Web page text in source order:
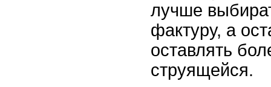
лучше
фактуру, а
оставлять
струящейся.